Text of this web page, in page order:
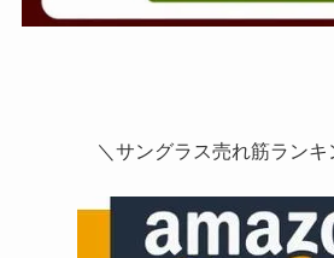
＼サングラス売れ筋ランキ